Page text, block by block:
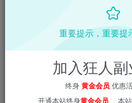
链接进入本站首
重要提示，重要提
加入狂人
终身 黄金会员 优惠
开通本站终身黄金会员 ，本